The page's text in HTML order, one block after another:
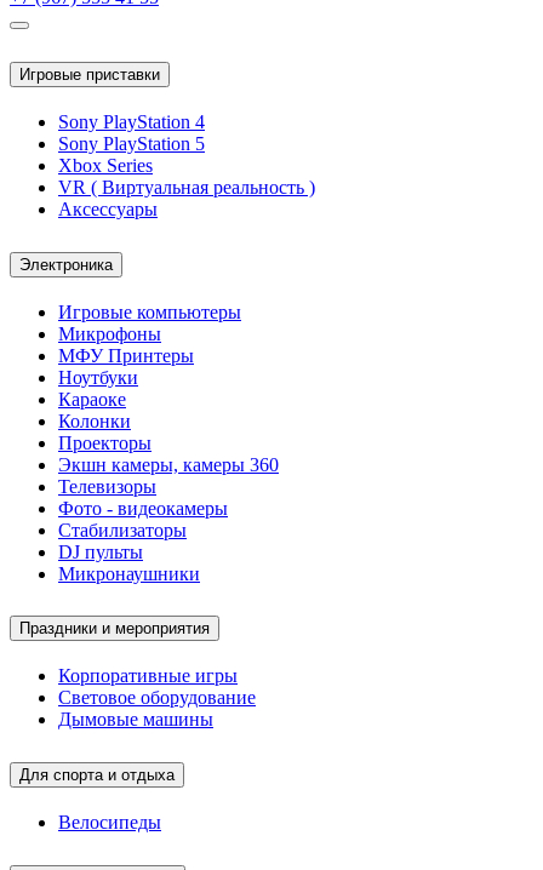
Игровые приставки
Sony PlayStation 4
Sony PlayStation 5
Xbox Series
VR ( Виртуальная реальность )
Аксессуары
Электроника
Игровые компьютеры
Микрофоны
МФУ Принтеры
Ноутбуки
Караоке
Колонки
Проекторы
Экшн камеры, камеры 360
Телевизоры
Фото - видеокамеры
Стабилизаторы
DJ пульты
Микронаушники
Праздники и мероприятия
Корпоративные игры
Световое оборудование
Дымовые машины
Для спорта и отдыха
Велосипеды